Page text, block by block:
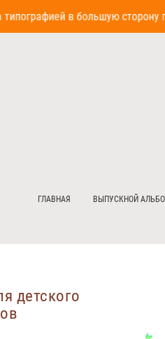
ГЛАВНАЯ ВЫПУСКНОЙ
детского
в большую сторону